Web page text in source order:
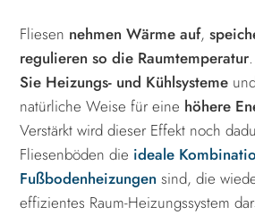
Fliesen nehmen Wärme auf,
regulieren so die Raumtemperatur
Sie Heizungs- und Kühlsysteme
natürliche Weise für eine höhere
Verstärkt wird dieser Effekt noch
Fliesenböden die ideale
Fußbodenheizungen sind, die
effizientes Raum-Heizungssystem